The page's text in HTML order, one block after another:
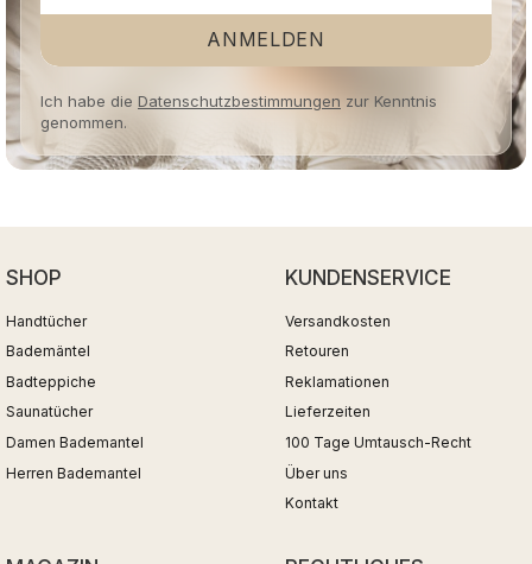
ANMELDEN
Ich habe die Datenschutzbestimmungen zur Kenntnis
genommen.
SHOP
Handtücher
Bademäntel
Badteppiche
Saunatücher
Damen Bademantel
Herren Bademantel
KUNDENSERVICE
Versandkosten
Retouren
Reklamationen
Lieferzeiten
100 Tage Umtausch-Recht
Über uns
Kontakt